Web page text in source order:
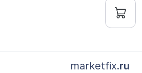
marketfix.ru